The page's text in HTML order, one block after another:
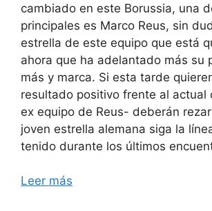
cambiado en este Borussia, una
principales es Marco Reus, sin
estrella de este equipo que está
ahora que ha adelantado más su
más y marca. Si esta tarde
resultado positivo frente al actual
ex equipo de Reus- deberán
joven estrella alemana siga la
tenido durante los últimos
Leer más